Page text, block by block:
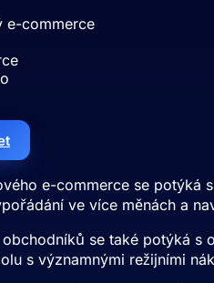
e-commerce
e-commerce se potýká
ve více měnách a
se také potýká s
s významnými režijními